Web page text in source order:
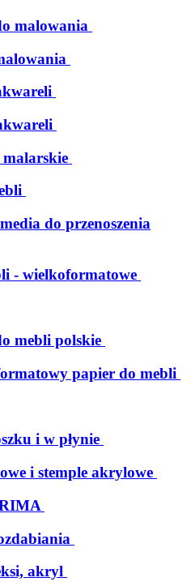
malowania
malarskie
do przenoszenia
- wielkoformatowe
mebli polskie
papier do mebli
i w płynie
i stemple akrylowe
akryl